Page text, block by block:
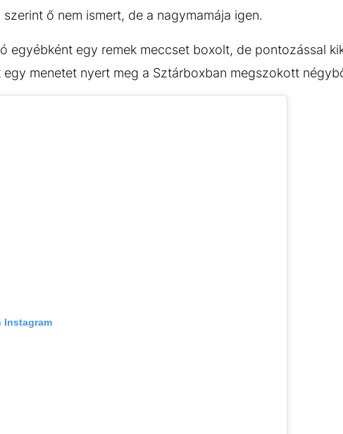
ő nem ismert, de a nagymamája igen.
egyébként egy remek meccset boxolt, de pontozással
egy menetet nyert meg a Sztárboxban megszokott
Instagram